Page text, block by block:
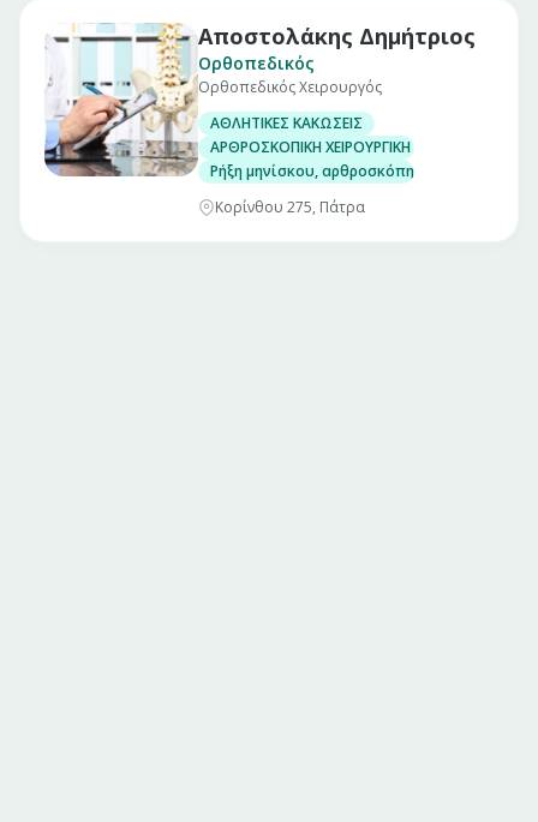
Αποστολάκης Δημήτριος
Ορθοπεδικός
Ορθοπεδικός Χειρουργός
ΑΘΛΗΤΙΚΕΣ ΚΑΚΩΣΕΙΣ
ΑΡΘΡΟΣΚΟΠΙΚΗ ΧΕΙΡΟΥΡΓΙΚΗ ΓΟΝΑΤΟΣ
Ρήξη μηνίσκου, αρθροσκόπηση γόνατος
Κορίνθου 275, Πάτρα